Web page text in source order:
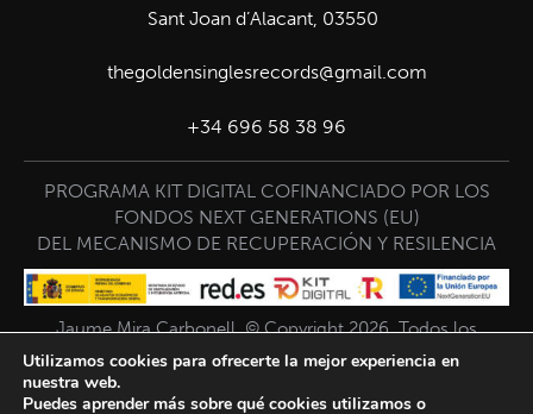
Sant Joan d’Alacant, 03550
thegoldensinglesrecords@gmail.com
+34 696 58 38 96
PROGRAMA KIT DIGITAL COFINANCIADO POR LOS
FONDOS NEXT GENERATIONS (EU)
DEL MECANISMO DE RECUPERACIÓN Y RESILENCIA
Jaume Mira Carbonell. © Copyright 2026. Todos los
derechos reservados.
Utilizamos cookies para ofrecerte la mejor experiencia en
nuestra web.
Puedes aprender más sobre qué cookies utilizamos o